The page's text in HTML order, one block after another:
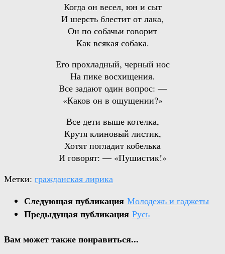
Когда он весел, юн и сыт
И шерсть блестит от лака,
Он по собачьи говорит
Как всякая собака.
Его прохладный, черный нос
На пике восхищения.
Все задают один вопрос: —
«Каков он в ощущении?»
Все дети выше котелка,
Крутя клиновый листик,
Хотят погладит кобелька
И говорят: — «Пушистик!»
Метки: гражданская лирика
Следующая публикация Молодежь и гаджеты
Предыдущая публикация Русь
Вам может также понравиться...